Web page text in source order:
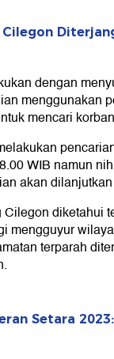
dengan
menggunakan
mencari
WIB namun
akan
diketahui
mengguyur
terparah
Setara